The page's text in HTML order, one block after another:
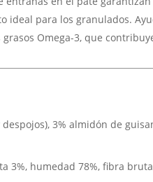
ideal para los granulados.
Omega-3, que
3% almidón de
humedad 78%, fibra bruta